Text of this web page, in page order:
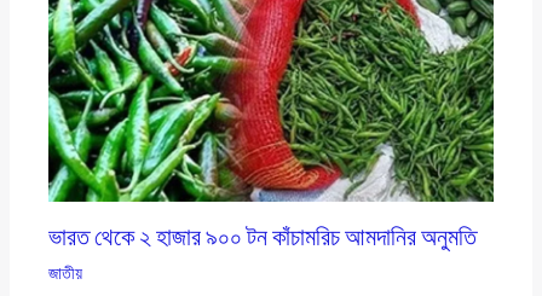
ভারত থেকে ২ হাজার ৯০০ টন কাঁচামরিচ আমদানির অনুমতি
জাতীয়